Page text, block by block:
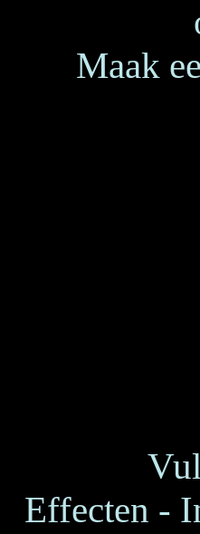
Maak
Effecten -